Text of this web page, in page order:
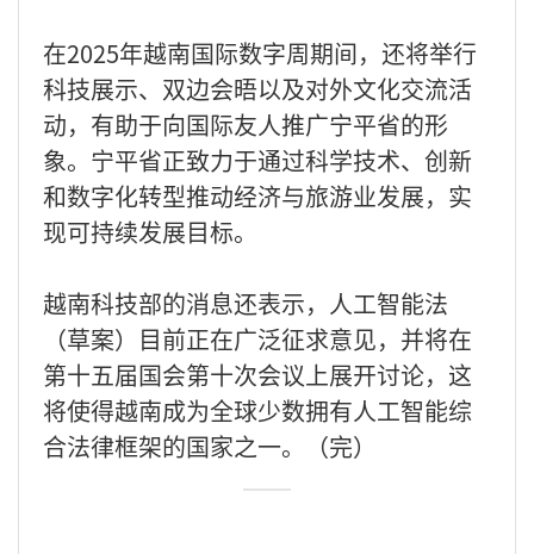
在2025年越南国际数字周期间，还将举行
科技展示、双边会晤以及对外文化交流活
动，有助于向国际友人推广宁平省的形
象。宁平省正致力于通过科学技术、创新
和数字化转型推动经济与旅游业发展，实
现可持续发展目标。
越南科技部的消息还表示，人工智能法
（草案）目前正在广泛征求意见，并将在
第十五届国会第十次会议上展开讨论，这
将使得越南成为全球少数拥有人工智能综
合法律框架的国家之一。（完）